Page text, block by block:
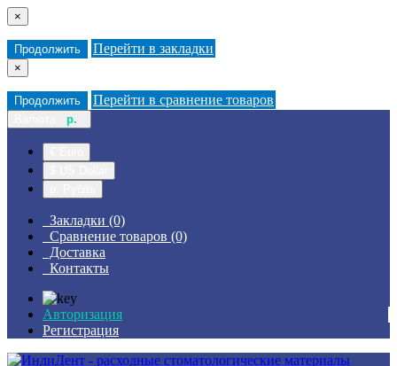
×
Продолжить Перейти в закладки
×
Продолжить Перейти в сравнение товаров
р.
Закладки (0)
Сравнение товаров (0)
Доставка
Контакты
Авторизация
Регистрация